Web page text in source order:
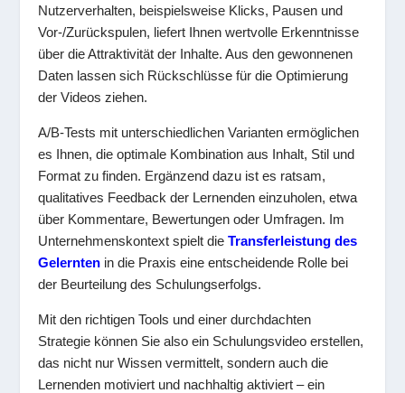
Nutzerverhalten, beispielsweise Klicks, Pausen und
Vor-/Zurückspulen, liefert Ihnen wertvolle Erkenntnisse
über die Attraktivität der Inhalte. Aus den gewonnenen
Daten lassen sich Rückschlüsse für die Optimierung
der Videos ziehen.
A/B-Tests mit unterschiedlichen Varianten ermöglichen
es Ihnen, die optimale Kombination aus Inhalt, Stil und
Format zu finden. Ergänzend dazu ist es ratsam,
qualitatives Feedback der Lernenden einzuholen, etwa
über Kommentare, Bewertungen oder Umfragen. Im
Unternehmenskontext spielt dieTransferleistung des
Gelernten in die Praxis eine entscheidende Rolle bei
der Beurteilung des Schulungserfolgs.
Mit den richtigen Tools und einer durchdachten
Strategie können Sie also ein Schulungsvideo erstellen,
das nicht nur Wissen vermittelt, sondern auch die
Lernenden motiviert und nachhaltig aktiviert – ein